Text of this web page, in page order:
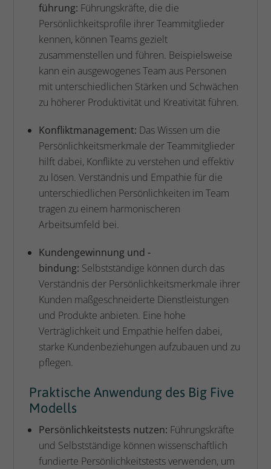
führung: Führungskräfte, die die
Persönlichkeitsprofile ihrer Teammitglieder
kennen, können Teams gezielt
zusammenstellen und führen. Beispielsweise
kann ein ausgewogenes Team aus Personen
mit unterschiedlichen Stärken und Schwächen
zu höherer Produktivität und Kreativität führen.
Konfliktmanagement: Das Wissen um die
Persönlichkeitsmerkmale der Teammitglieder
hilft dabei, Konflikte zu verstehen und effektiv
zu lösen. Verständnis und Empathie für die
unterschiedlichen Persönlichkeiten im Team
tragen zu einem harmonischeren
Arbeitsumfeld bei.
Kundengewinnung und -
bindung: Selbstständige können durch das
Verständnis der Persönlichkeitsmerkmale ihrer
Kunden maßgeschneiderte Dienstleistungen
und Produkte anbieten. Eine hohe
Verträglichkeit und Empathie helfen dabei,
starke Kundenbeziehungen aufzubauen und zu
pflegen.
Praktische Anwendung des Big Five
Modells
Persönlichkeitstests nutzen: Führungskräfte
und Selbstständige können wissenschaftlich
fundierte Persönlichkeitstests verwenden, um